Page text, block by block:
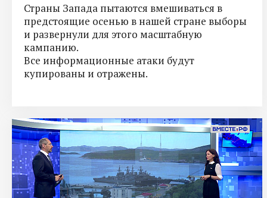
Страны Запада пытаются вмешиваться в
предстоящие осенью в нашей стране выборы
и развернули для этого масштабную
кампанию.
Все информационные атаки будут
купированы и отражены.